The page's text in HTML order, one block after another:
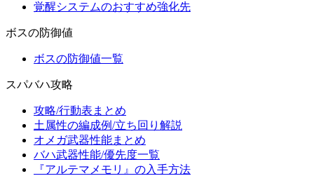
覚醒システムのおすすめ強化先
ボスの防御値
ボスの防御値一覧
スパバハ攻略
攻略/行動表まとめ
土属性の編成例/立ち回り解説
オメガ武器性能まとめ
バハ武器性能/優先度一覧
『アルテマメモリ』の入手方法